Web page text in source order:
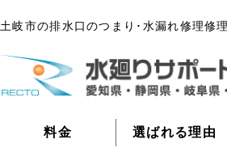
土岐市の排水口のつまり･水漏れ修理修
料金 選ばれる理由